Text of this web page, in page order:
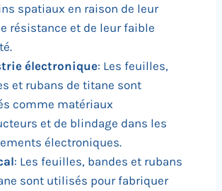
spatiaux en raison de leur
résistance et de leur faible
électronique: Les feuilles,
et rubans de titane sont
comme matériaux
et de blindage dans les
électroniques.
: Les feuilles, bandes et rubans
sont utilisés pour fabriquer